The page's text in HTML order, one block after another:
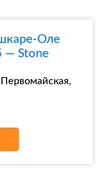
Оле
— Stone